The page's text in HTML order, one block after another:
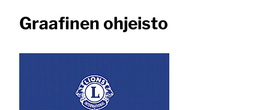
Graafinen ohjeisto